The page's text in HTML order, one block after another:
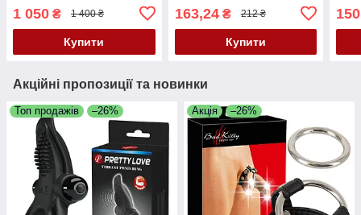
1 050 ₴ 1 400 ₴
Купити
163,24₴ 212 ₴
Купити
Акційні пропозиції та новинки
Топ продажів –26% Акція –26%